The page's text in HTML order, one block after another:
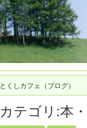
とくしカフェ（ブログ）
カテゴリ:本